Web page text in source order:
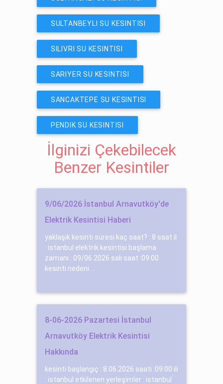
SULTANBEYLI SU KESINTISI
SILIVRI SU KESINTISI
SARIYER SU KESINTISI
SANCAKTEPE SU KESINTISI
PENDIK SU KESINTISI
İlginizi Çekebilecek
Benzer Kesintiler
9/06/2026 İstanbul Arnavutköy'de
Elektrik Kesintisi Haberi
yaklaşık kesinti süresi kaç saat? : 8 saat il
: istanbul elektrik kesintisi başlama
zamanı : 09/06 2026 salı saat :09:00
kesinti nedeni ...
8-06-2026 Pazartesi İstanbul
Arnavutköy Elektrik Kesintisi
Hakkında
kesinti başlangıç : 8.06.2026 saati :09:00 ili
: istanbul etkilenen yerleşimler : istanbul